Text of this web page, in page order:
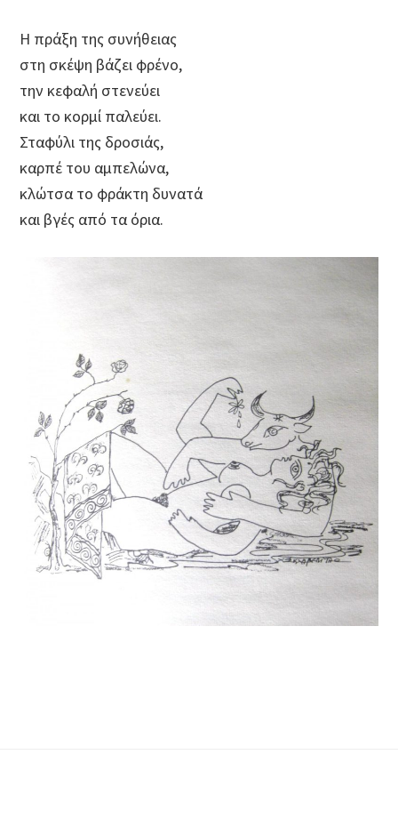
Η πράξη της συνήθειας
στη σκέψη βάζει φρένο,
την κεφαλή στενεύει
και το κορμί παλεύει.
Σταφύλι της δροσιάς,
καρπέ του αμπελώνα,
κλώτσα το φράκτη δυνατά
και βγές από τα όρια.